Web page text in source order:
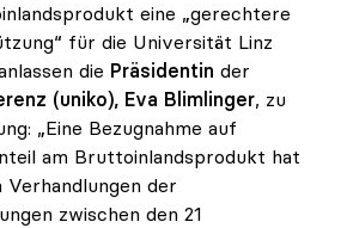
eine „gerechtere
für die Universität Linz
die Präsidentin der
(uniko), Eva Blimlinger, zu
„Eine Bezugnahme auf
am Bruttoinlandsprodukt hat
der
zwischen den 21